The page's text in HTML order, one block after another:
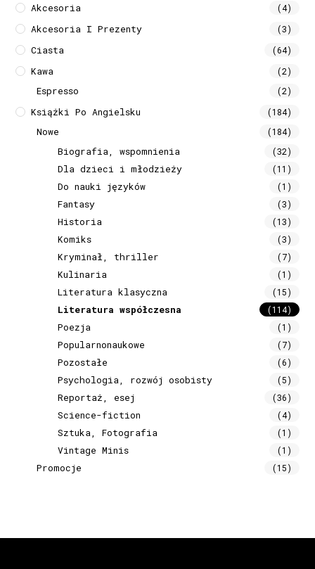
Akcesoria (4)
Akcesoria I Prezenty (3)
Ciasta (64)
Kawa (2)
Espresso (2)
Książki Po Angielsku (184)
Nowe (184)
Biografia, wspomnienia (32)
Dla dzieci i młodzieży (11)
Do nauki języków (1)
Fantasy (3)
Historia (13)
Komiks (3)
Kryminał, thriller (7)
Kulinaria (1)
Literatura klasyczna (15)
Literatura współczesna (114)
Poezja (1)
Popularnonaukowe (7)
Pozostałe (6)
Psychologia, rozwój osobisty (5)
Reportaż, esej (36)
Science-fiction (4)
Sztuka, Fotografia (1)
Vintage Minis (1)
Promocje (15)